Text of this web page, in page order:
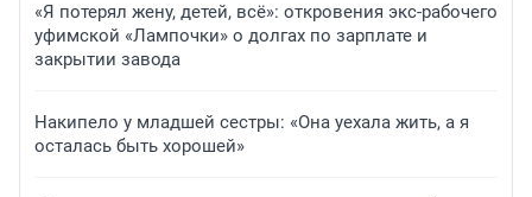
«Я потерял жену, детей, всё»: откровения экс-рабочего
уфимской «Лампочки» о долгах по зарплате и
закрытии завода
Накипело у младшей сестры: «Она уехала жить, а я
осталась быть хорошей»